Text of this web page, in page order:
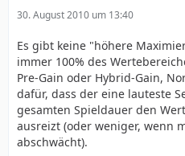
30. August 2010 um 13:40
Es gibt keine "höhere
immer 100% des
Pre-Gain oder Hybrid-Gain,
dafür, dass der eine lauteste
gesamten Spieldauer den
ausreizt (oder weniger, wenn
abschwächt).